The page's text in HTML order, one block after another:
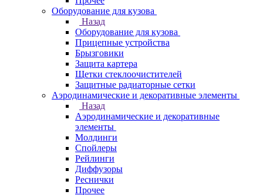
Оборудование для кузова
Назад
Оборудование для кузова
Прицепные устройства
Брызговики
Защита картера
Щетки стеклоочистителей
Защитные радиаторные сетки
Аэродинамические и декоративные элементы
Назад
Аэродинамические и декоративные
элементы
Молдинги
Спойлеры
Рейлинги
Диффузоры
Реснички
Прочее